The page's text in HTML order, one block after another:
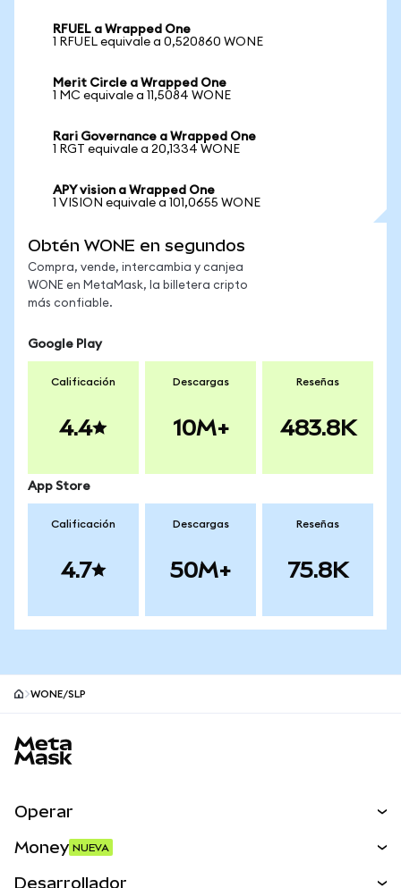
RFUEL a Wrapped One
1 RFUEL equivale a 0,520860 WONE
Merit Circle a Wrapped One
1 MC equivale a 11,5084 WONE
Rari Governance a Wrapped One
1 RGT equivale a 20,1334 WONE
APY vision a Wrapped One
1 VISION equivale a 101,0655 WONE
Obtén WONE en segundos
Compra, vende, intercambia y canjea
WONE en MetaMask, la billetera cripto
más confiable.
Google Play
Calificación
4.4
Descargas
10M+
Reseñas
483.8K
App Store
Calificación
4.7
Descargas
50M+
Reseñas
75.8K
WONE/SLP
Operar
Money NUEVA
Desarrollador